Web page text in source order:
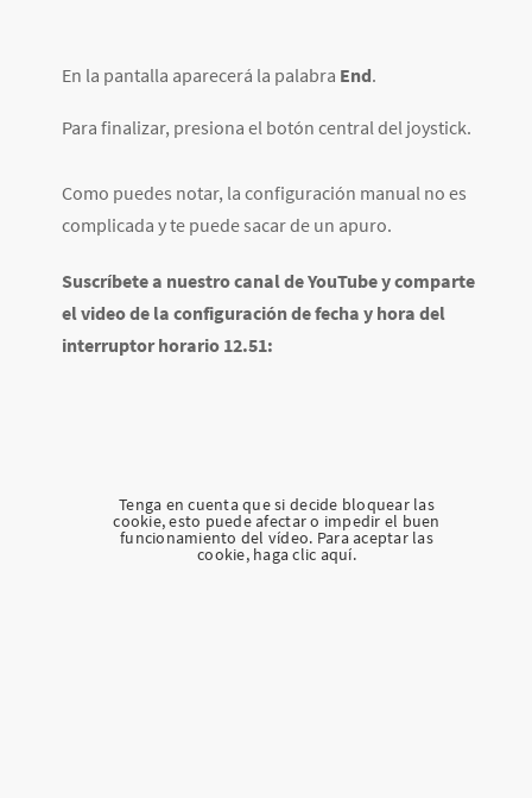
En la pantalla aparecerá la palabra End.
Para finalizar, presiona el botón central del joystick.
Como puedes notar, la configuración manual no es
complicada y te puede sacar de un apuro.
Suscríbete a nuestro canal de YouTube y comparte
el video de la configuración de fecha y hora del
interruptor horario 12.51:
Tenga en cuenta que si decide bloquear las
cookie, esto puede afectar o impedir el buen
funcionamiento del vídeo. Para aceptar las
cookie, haga clic aquí.